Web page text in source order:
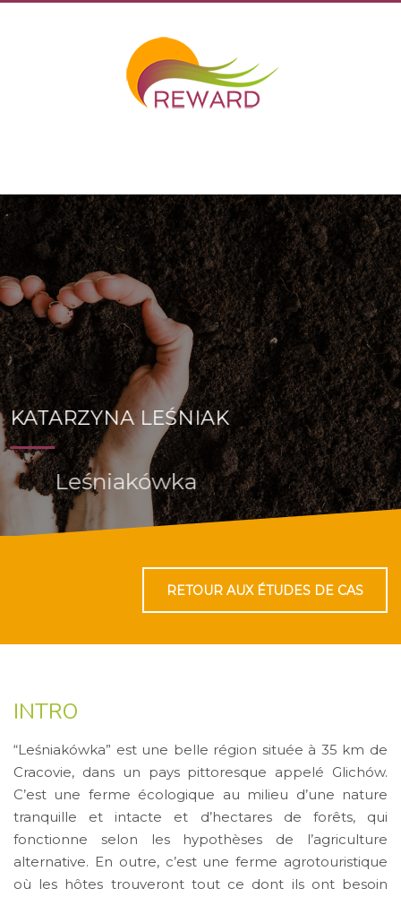
KATARZYNA LEŚNIAK
Leśniakówka
RETOUR AUX ÉTUDES DE CAS
INTRO
“Leśniakówka” est une belle région située à 35 km de
Cracovie, dans un pays pittoresque appelé Glichów.
C’est une ferme écologique au milieu d’une nature
tranquille et intacte et d’hectares de forêts, qui
fonctionne selon les hypothèses de l’agriculture
alternative. En outre, c’est une ferme agrotouristique
où les hôtes trouveront tout ce dont ils ont besoin